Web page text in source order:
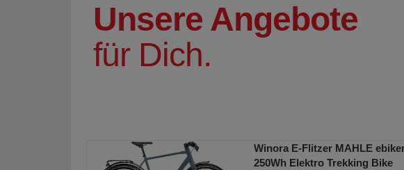
Unsere Angebote
für Dich.
Winora E-Flitzer MAHLE
250Wh Elektro Trekking Bike